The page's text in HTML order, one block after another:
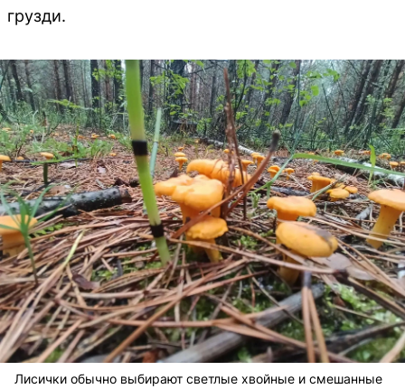
грузди.
Лисички обычно выбирают светлые хвойные и смешанные